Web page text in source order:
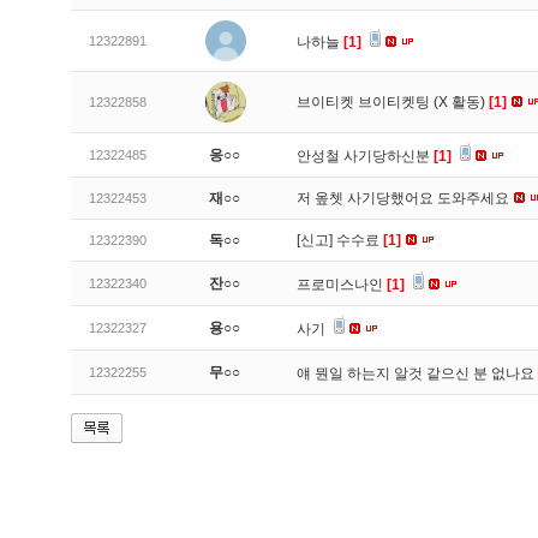
12322891 나하늘 [1]
12322858 브이티켓 브이티켓팅 (X 활동) [1]
12322485 응○○ 안성철 사기당하신분 [1]
12322453 재○○ 저 옾쳇 사기당했어요 도와주세요
12322390 독○○ [신고] 수수료 [1]
12322340 잔○○ 프로미스나인 [1]
12322327 용○○ 사기
12322255 무○○ 얘 뭔일 하는지 알것 같으신 분 없나요